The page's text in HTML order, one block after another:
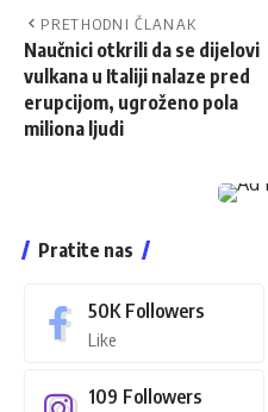
PRETHODNI ČLANAK
Naučnici otkrili da se dijelovi
vulkana u Italiji nalaze pred
erupcijom, ugroženo pola
miliona ljudi
Pratite nas
50K Followers
Like
109 Followers